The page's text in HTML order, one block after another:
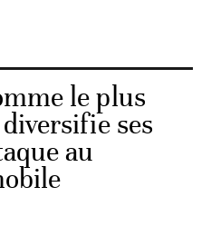
le plus
ses
au